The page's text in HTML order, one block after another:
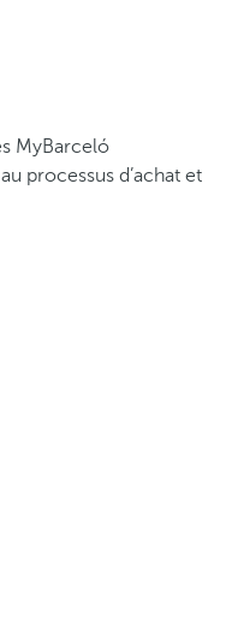
MyBarceló
processus d’achat et